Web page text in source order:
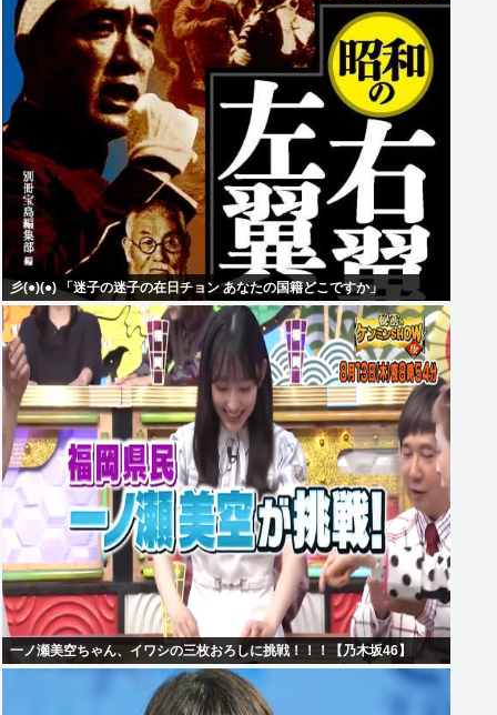
彡(●)(●) 「迷子の迷子の在日チョン あなたの国籍どこですか」
一ノ瀬美空ちゃん、イワシの三枚おろしに挑戦！！！【乃木坂46】